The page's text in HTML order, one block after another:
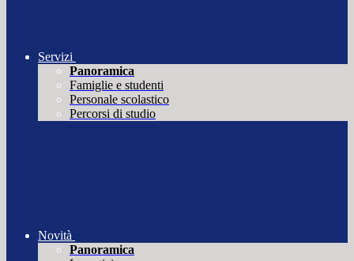
Servizi
Panoramica
Famiglie e studenti
Personale scolastico
Percorsi di studio
Novità
Panoramica